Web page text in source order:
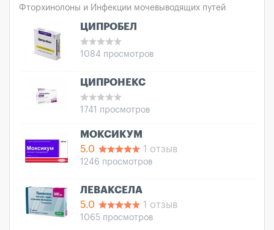
Фторхинолоны и Инфекции мочевыводящих путей
ЦИПРОБЕЛ
1084 просмотров
ЦИПРОНЕКС
1741 просмотров
МОКСИКУМ
5.0
1 отзыв
1246 просмотров
ЛЕВАКСЕЛА
5.0
1 отзыв
1065 просмотров